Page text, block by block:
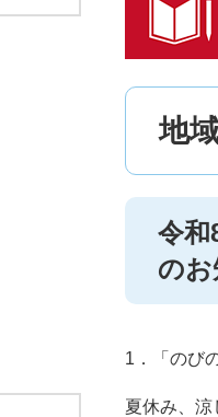
地
令
の
1．「のび
夏休み、